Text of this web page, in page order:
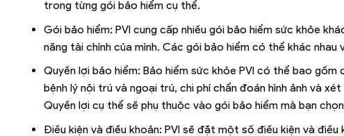
trong từng gói bảo hiểm cụ thể.
Gói bảo hiểm: PVI cung cấp nhiều gói bảo hiểm sức khỏe
năng tài chính của mình. Các gói bảo hiểm có thể khác
Quyền lợi bảo hiểm: Bảo hiểm sức khỏe PVI có thể bao
bệnh lý nội trú và ngoại trú, chi phí chẩn đoán hình ảnh và
Quyền lợi cụ thể sẽ phụ thuộc vào gói bảo hiểm mà bạn
Điều kiện và điều khoản: PVI sẽ đặt một số điều kiện và